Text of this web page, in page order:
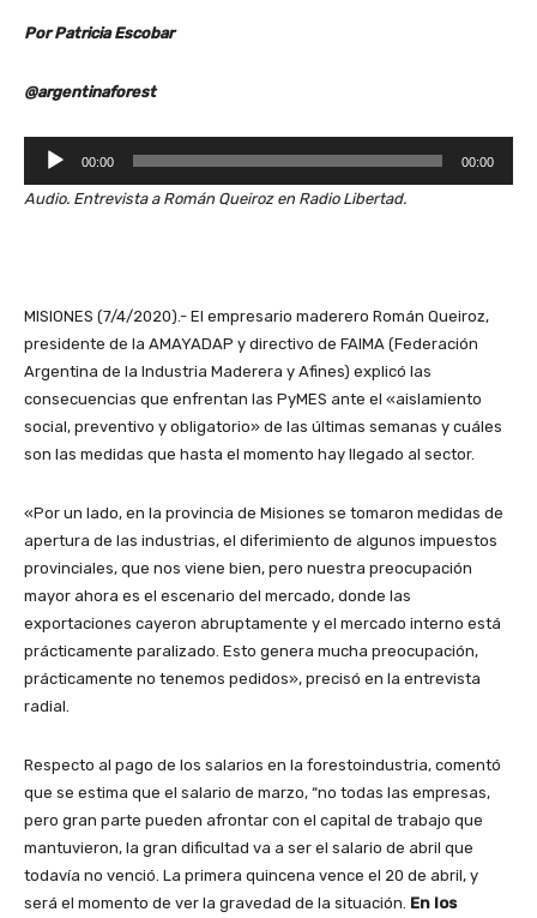
Por Patricia Escobar
@argentinaforest
p
u
c
t
o
r
d
a
u
d
i
o
00:00 00:00
Audio. Entrevista a Román Queiroz en Radio Libertad.
MISIONES (7/4/2020).- El empresario maderero Román Queiroz,
presidente de la AMAYADAP y directivo de FAIMA (Federación
Argentina de la Industria Maderera y Afines) explicó las
consecuencias que enfrentan las PyMES ante el «aislamiento
social, preventivo y obligatorio» de las últimas semanas y cuáles
son las medidas que hasta el momento hay llegado al sector.
«Por un lado, en la provincia de Misiones se tomaron medidas de
apertura de las industrias, el diferimiento de algunos impuestos
provinciales, que nos viene bien, pero nuestra preocupación
mayor ahora es el escenario del mercado, donde las
exportaciones cayeron abruptamente y el mercado interno está
prácticamente paralizado. Esto genera mucha preocupación,
prácticamente no tenemos pedidos», precisó en la entrevista
radial.
Respecto al pago de los salarios en la forestoindustria, comentó
que se estima que el salario de marzo, “no todas las empresas,
pero gran parte pueden afrontar con el capital de trabajo que
mantuvieron, la gran dificultad va a ser el salario de abril que
todavía no venció. La primera quincena vence el 20 de abril, y
será el momento de ver la gravedad de la situación. En los